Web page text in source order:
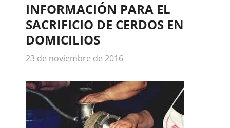
INFORMACIÓN PARA EL
SACRIFICIO DE CERDOS EN
DOMICILIOS
23 de noviembre de 2016